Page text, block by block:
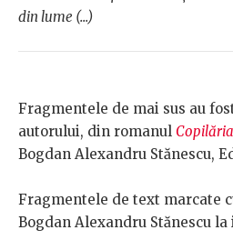
din lume (...)
Fragmentele de mai sus au
autorului, din romanul
Bogdan Alexandru Stănescu,
Fragmentele de text marcate
Bogdan Alexandru Stănescu